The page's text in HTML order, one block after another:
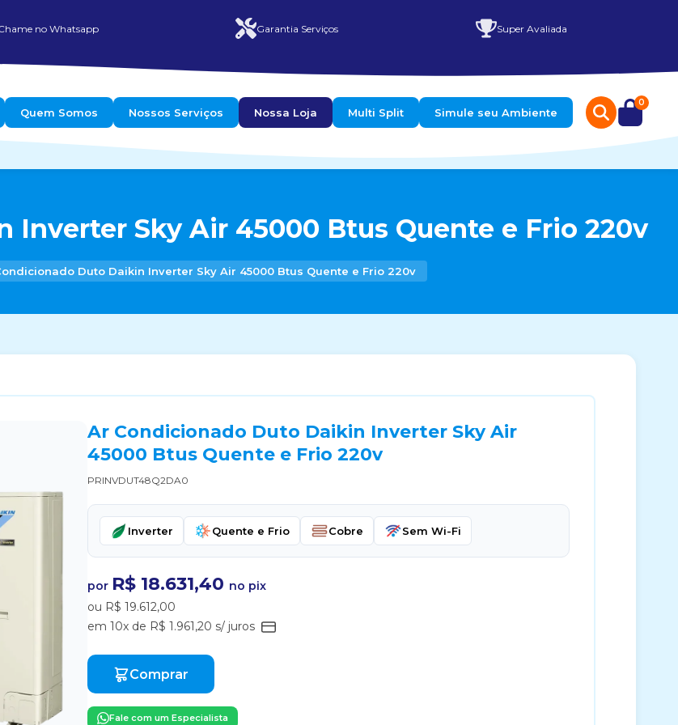
no Whatsapp Garantia Serviços Super Avaliada
Quem Somos Nossos Serviços Nossa Loja Multi Split Simule seu Ambiente
0
Inverter Sky Air 45000 Btus Quente e Frio 220v
Duto Daikin Inverter Sky Air 45000 Btus Quente e Frio 220v
Ar Condicionado Duto Daikin Inverter Sky Air
45000 Btus Quente e Frio 220v
PRINVDUT48Q2DA0
Inverter Quente e Frio Cobre Sem Wi-Fi
por R$ 18.631,40 no pix
ou R$ 19.612,00
em 10x de R$ 1.961,20 s/ juros
Comprar
Fale com um Especialista